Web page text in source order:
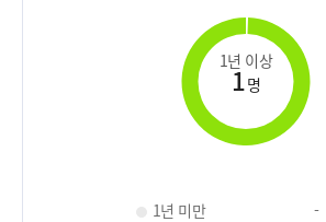
1년 이상
1명
1년 미만 -